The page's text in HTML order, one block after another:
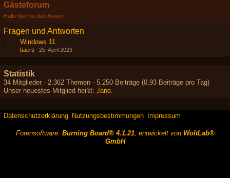
Gästeforum
Hallo hier bei den Assen
Fragen und Antworten
Windows 11
baerti - 25. April 2023
Statistik
34 Mitglieder - 2.362 Themen - 5.250 Beiträge (0,93 Beiträge pro Tag)
Unser neuestes Mitglied heißt: Jane.
Datenschutzerklärung Nutzungsbestimmungen Impressum
Forensoftware: Burning Board® 4.1.21, entwickelt von WoltLab®
GmbH